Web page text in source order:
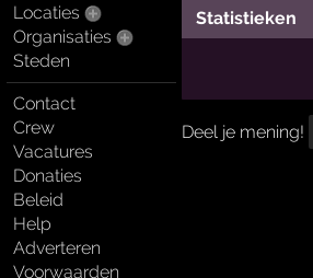
Locaties
Organisaties
Steden
Contact
Crew
Vacatures
Donaties
Beleid
Help
Adverteren
Voorwaarden
Statistieken
Deel je mening!